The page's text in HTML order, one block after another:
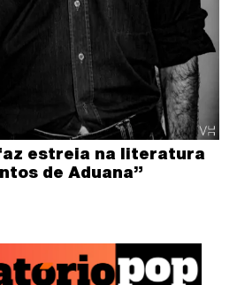
estreia na literatura
de Aduana”